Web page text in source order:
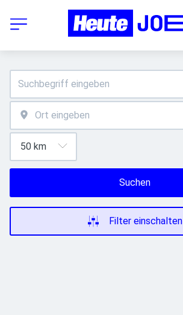
Suchen
Filter einschalten